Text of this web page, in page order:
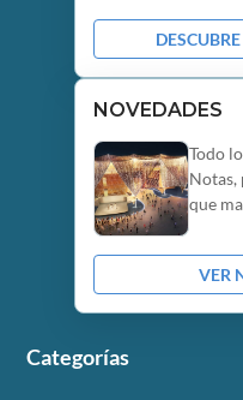
NOVEDADES
Todo
Notas,
que
VER
Categorías